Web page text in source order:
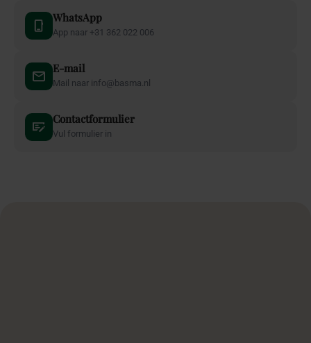
WhatsApp
App naar +31 362 022 006
E-mail
Mail naar info@basma.nl
Contactformulier
Vul formulier in